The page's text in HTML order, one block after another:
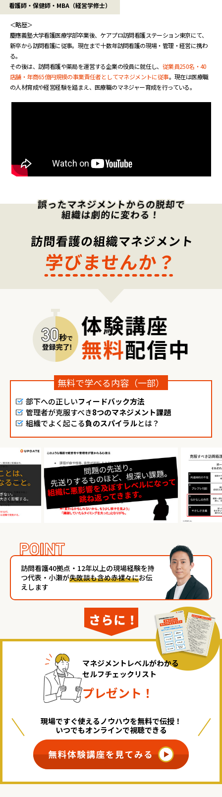
看護師・保健師・MBA（経営学修士）
＜略歴＞
慶應義塾大学看護医療学部卒業後、ケアプロ訪問看護ステーション東京にて、
新卒から訪問看護に従事。現在まで十数年訪問看護の現場・管理・経営に携わ
る。
その後は、訪問看護や薬局を運営する企業の役員に就任し、 従業員250名・40
店舗・年商65億円規模の事業責任者としてマネジメントに従事。現在は医療職
の人材育成や経営経験を踏まえ、医療職のマネジャー育成を行っている。
無料で学べる内容（一部）
部下への正しいフィードバック方法
管理者が克服すべき8つのマネジメント課題
組織でよく起こる負のスパイラルとは？
訪問看護40拠点・12年以上の現場経験を持
つ代表・小瀬が失敗談も含め赤裸々にお伝
えします
マネジメントレベルがわかる
セルフチェックリスト
プレゼント！
現場ですぐ使えるノウハウを無料で伝授！
いつでもオンラインで視聴できる